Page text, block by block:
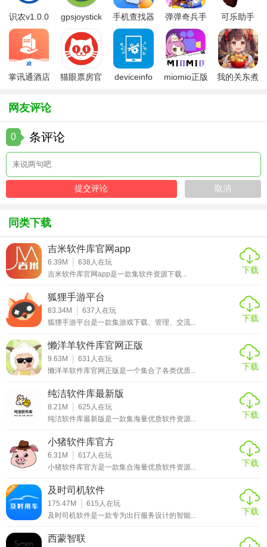
5. 历史记录：自动记录用户的搜索历史和下载记录，方便用
户随时回顾。
【磁力熊猫搜索引擎优势】
1. 高效搜索速度：磁力熊猫采用高效的搜索算法，能够快速
2. 丰富资源种类：涵盖了电影、电视剧、音乐、书籍等多种
资源类型，满足不同用户的下载需求。
3. 智能排序功能：根据资源的热度、相关性等因素进行智能
排序，提高用户找到高质量资源的概率。
4. 良好用户体验：界面简洁明了，操作便捷，提供流畅的用
磁力熊猫搜索引擎是一款功能强大、操作简便的磁力链接搜
索工具。它提供了丰富的搜索结果和便捷的下载链接，帮助
能和良好的用户体验也为用户带来了更加便捷和高效的搜索
体验。无论是电影、电视剧还是音乐、书籍等资源类型，磁
首选工具。
识农v1.0.0
gpsjoystick
手机查找器
app
弹弹奇兵手
游免费版
可乐助手
5.26版本
掌讯通酒店
猫眼票房官
deviceinfo
miomio正版
我的关东煮
网友评论
0 条评论
同类下载
吉米软件库官网app
6.39M 638 人在玩
吉米软件库官网app是一款集软件资源下载...
下载
狐狸手游平台
83.34M 637 人在玩
狐狸手游平台是一款集游戏下载、管理、交流...
下载
懒洋羊软件库官网正版
9.63M 631 人在玩
懒洋羊软件库官网正版是一个集合了各类优质...
下载
纯洁软件库最新版
8.21M 625 人在玩
纯洁软件库最新版是一款集海量优质软件资源...
下载
小猪软件库官方
6.31M 617 人在玩
小猪软件库官方是一款集合海量优质软件资源...
下载
及时司机软件
175.47M 615 人在玩
及时司机软件是一款专为出行服务设计的智能...
下载
西蒙智联